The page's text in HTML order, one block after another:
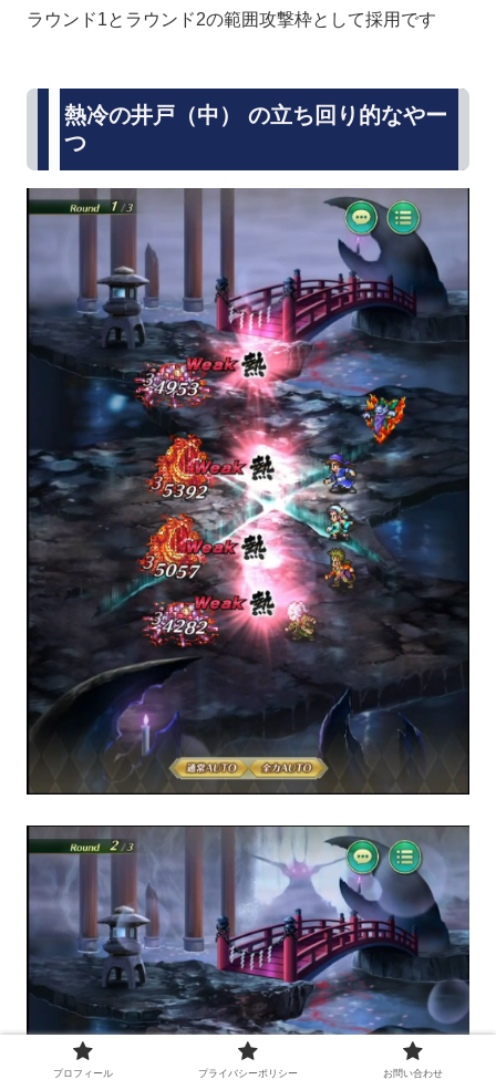
ラウンド1とラウンド2の範囲攻撃枠として採用です
熱冷の井戸（中） の立ち回り的なやー
つ
プロフィール プライバシーポリシー お問い合わせ